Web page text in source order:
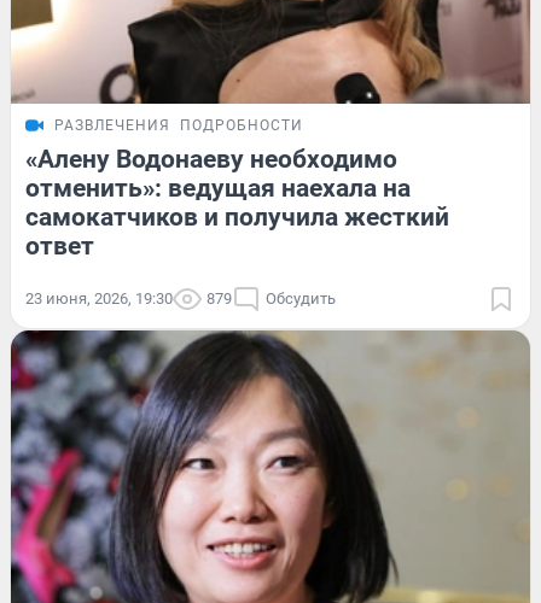
РАЗВЛЕЧЕНИЯ ПОДРОБНОСТИ
«Алену Водонаеву необходимо
отменить»: ведущая наехала на
самокатчиков и получила жесткий
ответ
23 июня, 2026, 19:30 879 Обсудить